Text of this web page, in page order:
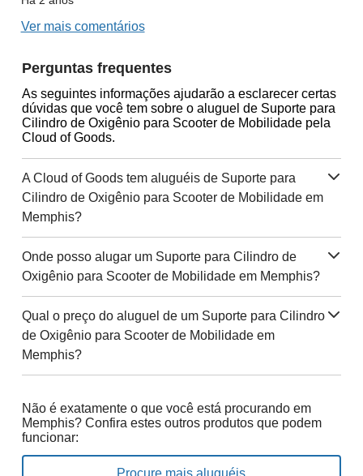
Ver mais comentários
Perguntas frequentes
As seguintes informações ajudarão a esclarecer certas
dúvidas que você tem sobre o aluguel de Suporte para
Cilindro de Oxigênio para Scooter de Mobilidade pela
Cloud of Goods.
A Cloud of Goods tem aluguéis de Suporte para
Cilindro de Oxigênio para Scooter de Mobilidade em
Memphis?
Onde posso alugar um Suporte para Cilindro de
Oxigênio para Scooter de Mobilidade em Memphis?
Qual o preço do aluguel de um Suporte para Cilindro
de Oxigênio para Scooter de Mobilidade em
Memphis?
Não é exatamente o que você está procurando em
Memphis? Confira estes outros produtos que podem
funcionar:
Procure mais aluguéis